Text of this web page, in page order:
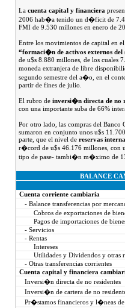
La cuenta capital y financiera
2006 hab�a tenido un d�ficit de
FMI de 9.530 millones en enero de
Entre los movimientos de capital en
“formaci�n de activos externos
de u$s 8.880 millones, de los cuales
moneda extranjera de libre
segundo semestre del a�o, en el
partir de fines de julio.
El rubro de inversi�n directa de no
con una importante suba de 66%
Por otro lado, las compras del
sumaron en conjunto unos u$s
parte, que el nivel de reservas
r�cord de u$s 46.176 millones, con
tipo de pase- tambi�n m�ximo de
BALANCE
Cuenta corriente cambiaria
- Balance transferencias por
Cobros de exportaciones de
Pagos de importaciones de
- Servicios
- Rentas
Intereses
Utilidades y Dividendos y otras
- Otras transferencias corrientes
Cuenta capital y financiera
Inversi�n directa de no residentes
Inversi�n de cartera de no
Pr�stamos financieros y l�neas